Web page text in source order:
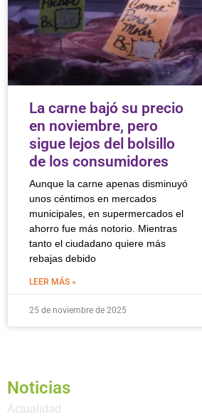
La carne bajó su precio
en noviembre, pero
sigue lejos del bolsillo
de los consumidores
Aunque la carne apenas disminuyó
unos céntimos en mercados
municipales, en supermercados el
ahorro fue más notorio. Mientras
tanto el ciudadano quiere más
rebajas debido
LEER MÁS »
25 de noviembre de 2025
Noticias
Actualidad